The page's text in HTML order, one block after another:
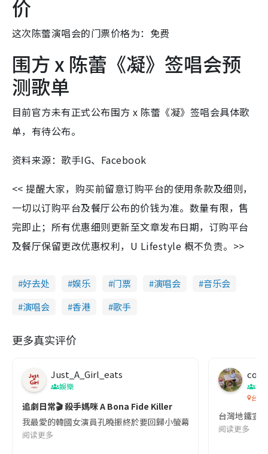
价
这次陈蕾演唱会的门票价格为：免费
围方 x 陈蕾《凝》签唱会预
测歌单
目前官方未有正式公布围方 x 陈蕾《凝》签唱会具体歌
单，有待公布。
资料来源：歌手IG、Facebook
<< 提醒大家，购买前留意订购平台的使用条款及细则，
一切以订购平台及餐厅公布的价钱为准。数量有限，售
完即止；所有优惠细则更新至文章发布日期，订购平台
及餐厅保留更改优惠权利，U Lifestyle 概不负责。>>
好去处 娱乐 门票 演唱会
音乐会
演唱会
香港 歌手
更多真实评价
Just_A_Girl_eats
娛樂
追劇日常🎬 殺手媽咪 A Bona Fide Killer
我最愛的韓國女演員孔曉振終於要回歸小螢幕啦!這次的劇本改編
阅读更多
co
吹
台灣
台灣地鐵宣
阅读更多